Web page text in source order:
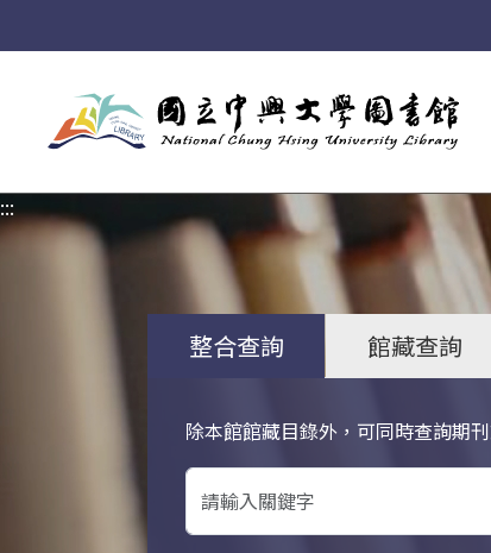
:::
整合查詢 館藏查詢
除本館館藏目錄外，可同時查詢期
關鍵字搜尋